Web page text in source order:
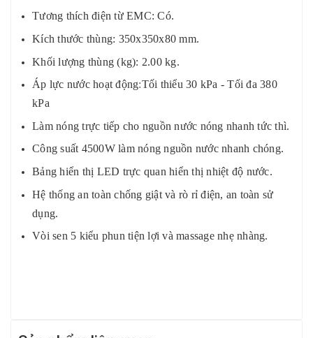
Tương thích điện từ EMC: Có.
Kích thước thùng: 350x350x80 mm.
Khối lượng thùng (kg): 2.00 kg.
Áp lực nước hoạt động:Tối thiểu 30 kPa - Tối đa 380
kPa
Làm nóng trực tiếp cho nguồn nước nóng nhanh tức thì.
Công suất 4500W làm nóng nguồn nước nhanh chóng.
Bảng hiển thị LED trực quan hiển thị nhiệt độ nước.
Hệ thống an toàn chống giật và rò rỉ điện, an toàn sử
dụng.
Vòi sen 5 kiểu phun tiện lợi và massage nhẹ nhàng.